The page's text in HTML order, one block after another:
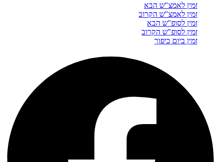
זמין לאמצ"ש הבא
זמין לאמצ"ש הקרוב
זמין לסופ"ש הבא
זמין לסופ"ש הקרוב
זמין ביום כיפור